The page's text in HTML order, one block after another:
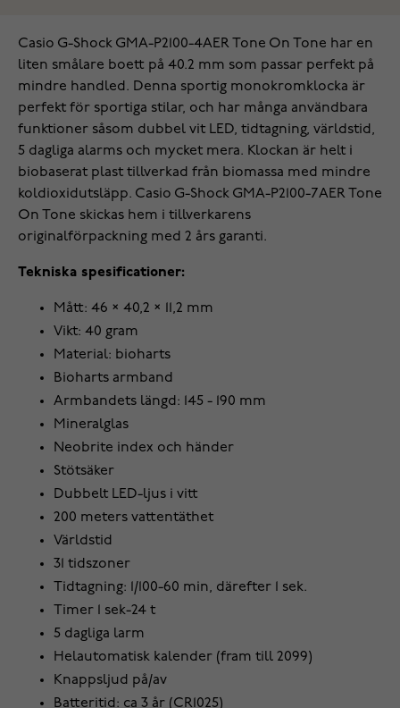
Casio G-Shock GMA-P2100-4AER Tone On Tone har en
liten smålare boett på 40.2 mm som passar perfekt på
mindre handled. Denna sportig monokromklocka är
perfekt för sportiga stilar, och har många användbara
funktioner såsom ‌dubbel vit LED, tidtagning, världstid,
5 dagliga alarms och mycket mera. Klockan är helt i
biobaserat plast tillverkad från biomassa med mindre
koldioxidutsläpp. Casio G-Shock GMA-P2100-7AER Tone
On Tone skickas hem i tillverkarens
originalförpackning med 2 års garanti.
Tekniska spesificationer:
Mått: 46 × 40,2 × 11,2 mm
Vikt: 40 gram
Material: bioharts
Bioharts armband
Armbandets längd: 145 - 190 mm
Mineralglas
Neobrite index och händer
Stötsäker
Dubbelt LED-ljus i vitt
200 meters vattentäthet
Världstid
31 tidszoner
Tidtagning: 1/100-60 min, därefter 1 sek.
Timer 1 sek-24 t
5 dagliga larm
Helautomatisk kalender (fram till 2099)
Knappsljud på/av
Batteritid: ca 3 år (CR1025)